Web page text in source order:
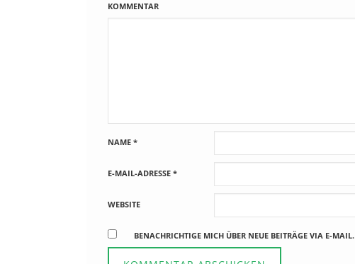
KOMMENTAR
NAME *
E-MAIL-ADRESSE *
WEBSITE
BENACHRICHTIGE MICH ÜBER NEUE BEITRÄGE VIA E-MAIL.